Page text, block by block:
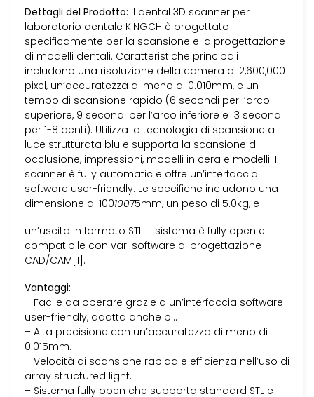
Dettagli del Prodotto: Il dental 3D scanner per
laboratorio dentale KINGCH è progettato
specificamente per la scansione e la progettazione
di modelli dentali. Caratteristiche principali
includono una risoluzione della camera di 2,600,000
pixel, un’accuratezza di meno di 0.010mm, e un
tempo di scansione rapido (6 secondi per l’arco
superiore, 9 secondi per l’arco inferiore e 13 secondi
per 1-8 denti). Utilizza la tecnologia di scansione a
luce strutturata blu e supporta la scansione di
occlusione, impressioni, modelli in cera e modelli. Il
scanner è fully automatic e offre un’interfaccia
software user-friendly. Le specifiche includono una
dimensione di 10010075mm, un peso di 5.0kg, e
un’uscita in formato STL. Il sistema è fully open e
compatibile con vari software di progettazione
CAD/CAM[1].
Vantaggi:
– Facile da operare grazie a un’interfaccia software
user-friendly, adatta anche p…
– Alta precisione con un’accuratezza di meno di
0.015mm.
– Velocità di scansione rapida e efficienza nell’uso di
array structured light.
– Sistema fully open che supporta standard STL e